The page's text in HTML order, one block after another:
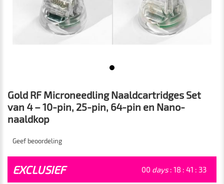
Gold RF Microneedling Naaldcartridges Set
van 4 – 10-pin, 25-pin, 64-pin en Nano-
naaldkop
Geef beoordeling
EXCLUSIEF 00 days : 18 : 41 : 33